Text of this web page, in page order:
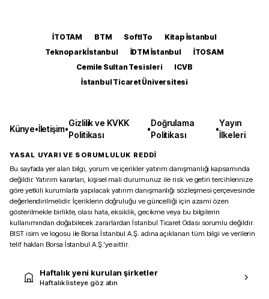
İTOTAM BTM SoftITo
Kitap İstanbul
Teknopark İstanbul
İDTM İstanbul
İTOSAM
Cemile Sultan Tesisleri
ICVB
İstanbul Ticaret Üniversitesi
Künye•İletişim•
Gizlilik ve KVKK
Politikası
•
Doğrulama
Politikası
•
Yayın
İlkeleri
YASAL UYARI VE SORUMLULUK REDDİ
Bu sayfada yer alan bilgi, yorum ve içerikler yatırım danışmanlığı kapsamında
değildir. Yatırım kararları, kişisel mali durumunuz ile risk ve getiri tercihlerinize
göre yetkili kurumlarla yapılacak yatırım danışmanlığı sözleşmesi çerçevesinde
değerlendirilmelidir. İçeriklerin doğruluğu ve güncelliği için azami özen
gösterilmekle birlikte, olası hata, eksiklik, gecikme veya bu bilgilerin
kullanımından doğabilecek zararlardan İstanbul Ticaret Odası sorumlu değildir.
BIST isim ve logosu ile Borsa İstanbul A.Ş. adına açıklanan tüm bilgi ve verilerin
telif hakları Borsa İstanbul A.Ş.’ye aittir.
Haftalık yeni kurulan şirketler
Haftalık listeye göz atın